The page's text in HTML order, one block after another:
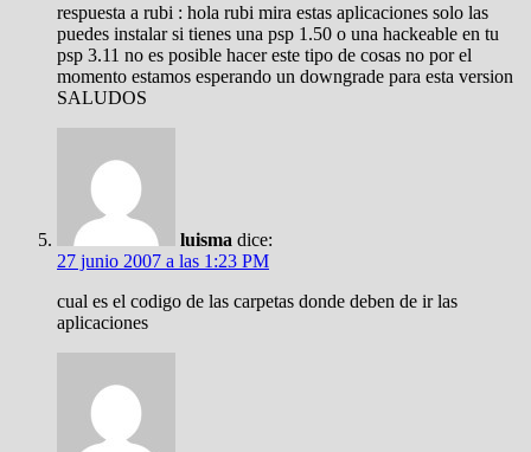
respuesta a rubi : hola rubi mira estas aplicaciones solo las
puedes instalar si tienes una psp 1.50 o una hackeable en tu
psp 3.11 no es posible hacer este tipo de cosas no por el
momento estamos esperando un downgrade para esta version
SALUDOS
luisma dice:
27 junio 2007 a las 1:23 PM
cual es el codigo de las carpetas donde deben de ir las
aplicaciones